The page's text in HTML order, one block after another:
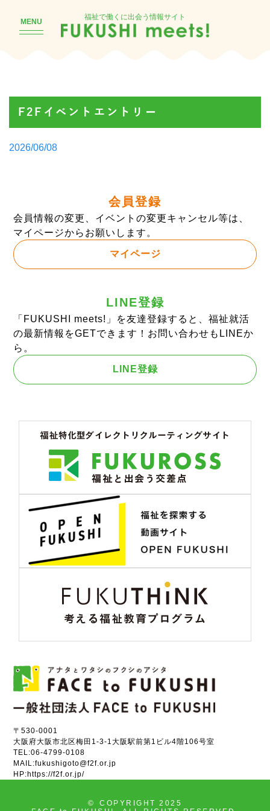
MENU
福祉で働くに出会う情報サイト
F2Fイベントエントリー
Posted
2026/06/08
会員登録
会員情報の変更、イベントの変更キャンセル等は、
マイページからお願いします。
マイページ
LINE登録
「FUKUSHI meets!」を友達登録すると、福祉就活
の最新情報をGETできます！お問い合わせもLINEか
ら。
LINE登録
〒530-0001
大阪府大阪市北区梅田1-3-1大阪駅前第1ビル4階106号室
TEL:06-4799-0108
MAIL:fukushigoto@f2f.or.jp
HP:https://f2f.or.jp/
©
COPYRIGHT 2025